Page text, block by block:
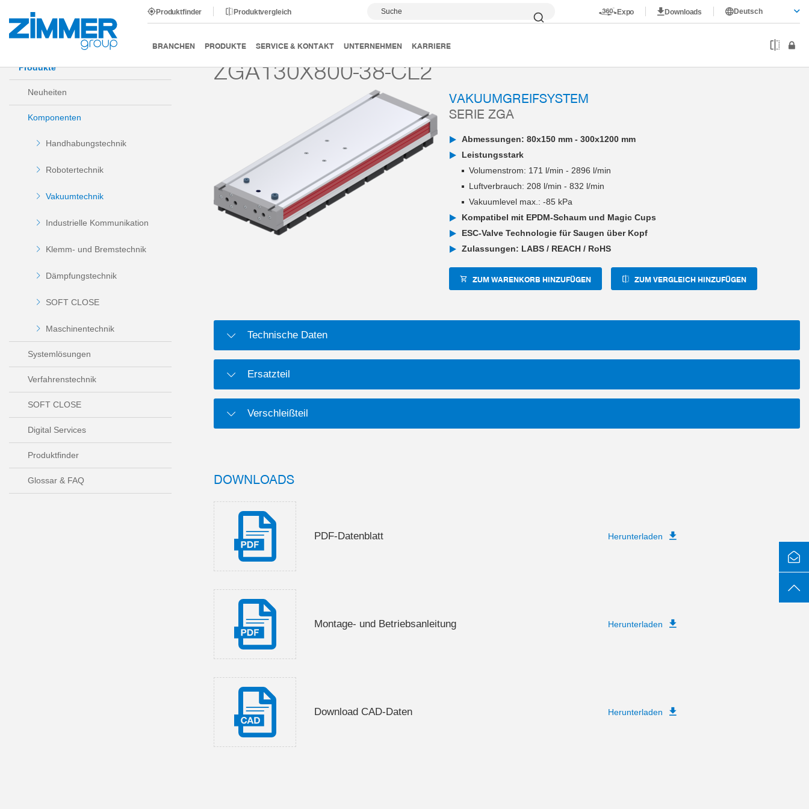
Produktfinder Produktvergleich Suche Expo Downloads Deutsch
BRANCHEN PRODUKTE SERVICE & KONTAKT UNTERNEHMEN KARRIERE
Start Produkte Komponenten Vakuumtechnik Vakuumgreifsysteme Serie ZGA ZGA130X800-38-CL2
Produkte
Neuheiten
Komponenten
Handhabungstechnik
Robotertechnik
Vakuumtechnik
Industrielle Kommunikation
Klemm- und Bremstechnik
Dämpfungstechnik
SOFT CLOSE
Maschinentechnik
Systemlösungen
Verfahrenstechnik
SOFT CLOSE
Digital Services
Produktfinder
Glossar & FAQ
ZGA130X800-38-CL2
VAKUUMGREIFSYSTEM
SERIE ZGA
Abmessungen: 80x150 mm - 300x1200 mm
Leistungsstark
Volumenstrom: 171 l/min - 2896 l/min
Luftverbrauch: 208 l/min - 832 l/min
Vakuumlevel max.: -85 kPa
Kompatibel mit EPDM-Schaum und Magic Cups
ESC-Valve Technologie für Saugen über Kopf
Zulassungen: LABS / REACH / RoHS
ZUM WARENKORB HINZUFÜGEN ZUM VERGLEICH HINZUFÜGEN
Technische Daten
Ersatzteil
Verschleißteil
DOWNLOADS
PDF-Datenblatt Herunterladen
Montage- und Betriebsanleitung Herunterladen
Download CAD-Daten Herunterladen